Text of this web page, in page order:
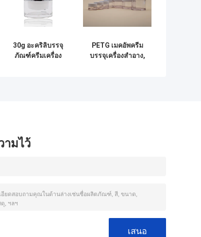
30g อะคริลิบรรจุ
ภัณฑ์ครีมเครื่อง
PETG เมคอัพครีม
บรรจุเครื่องสำอาง,
ามไว้